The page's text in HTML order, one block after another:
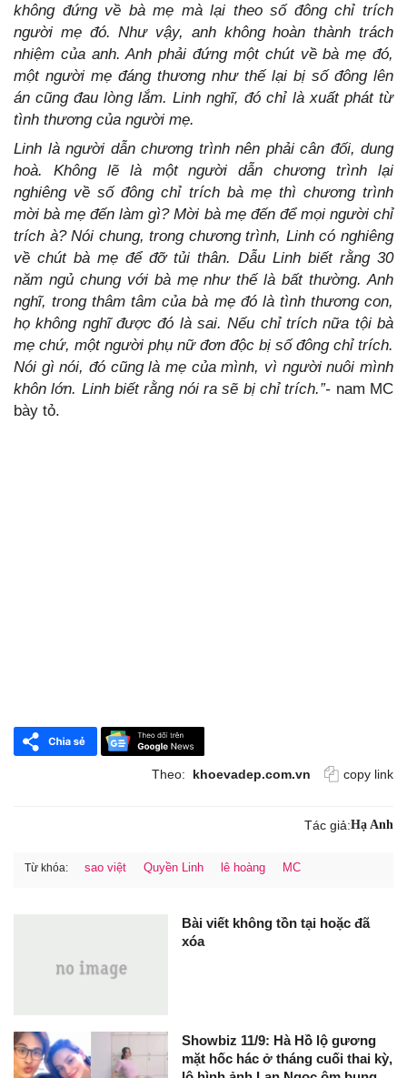
không đứng về bà mẹ mà lại theo số đông chỉ trích
người mẹ đó. Như vậy, anh không hoàn thành trách
nhiệm của anh. Anh phải đứng một chút về bà mẹ đó,
một người mẹ đáng thương như thế lại bị số đông lên
án cũng đau lòng lắm. Linh nghĩ, đó chỉ là xuất phát từ
tình thương của người mẹ.
Linh là người dẫn chương trình nên phải cân đối, dung
hoà. Không lẽ là một người dẫn chương trình lại
nghiêng về số đông chỉ trích bà mẹ thì chương trình
mời bà mẹ đến làm gì? Mời bà mẹ đến để mọi người chỉ
trích à? Nói chung, trong chương trình, Linh có nghiêng
về chút bà mẹ để đỡ tủi thân. Dẫu Linh biết rằng 30
năm ngủ chung với bà mẹ như thế là bất thường. Anh
nghĩ, trong thâm tâm của bà mẹ đó là tình thương con,
họ không nghĩ được đó là sai. Nếu chỉ trích nữa tội bà
mẹ chứ, một người phụ nữ đơn độc bị số đông chỉ trích.
Nói gì nói, đó cũng là mẹ của mình, vì người nuôi mình
khôn lớn. Linh biết rằng nói ra sẽ bị chỉ trích.”- nam MC
bày tỏ.
Theo: khoevadep.com.vn copy link
Tác giả:Hạ Anh
Từ khóa: sao việt Quyền Linh lê hoàng MC
Bài viết không tồn tại hoặc đã
xóa
Showbiz 11/9: Hà Hồ lộ gương
mặt hốc hác ở tháng cuối thai kỳ,